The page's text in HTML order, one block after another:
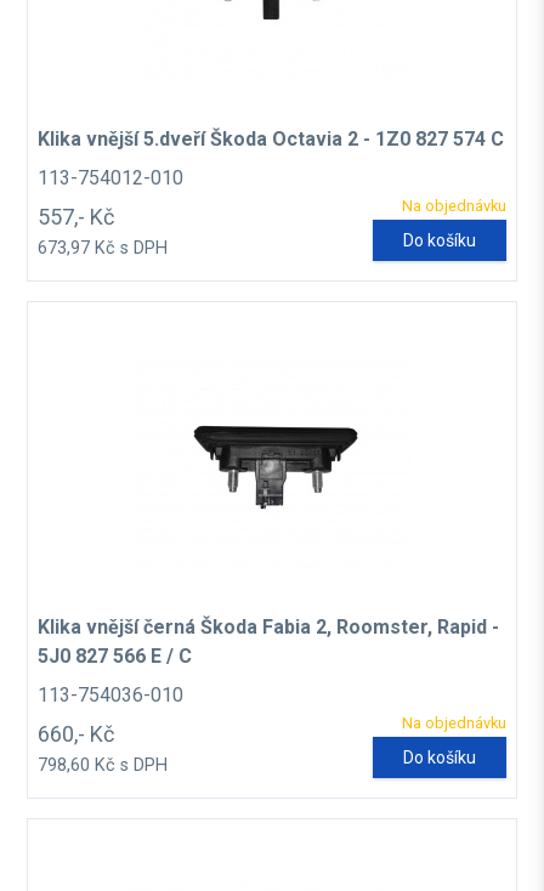
Klika vnější 5.dveří Škoda Octavia 2 - 1Z0 827 574 C
113-754012-010
Na objednávku
557,- Kč
673,97 Kč s DPH Do košíku
Klika vnější černá Škoda Fabia 2, Roomster, Rapid -
5J0 827 566 E / C
113-754036-010
Na objednávku
660,- Kč
798,60 Kč s DPH Do košíku